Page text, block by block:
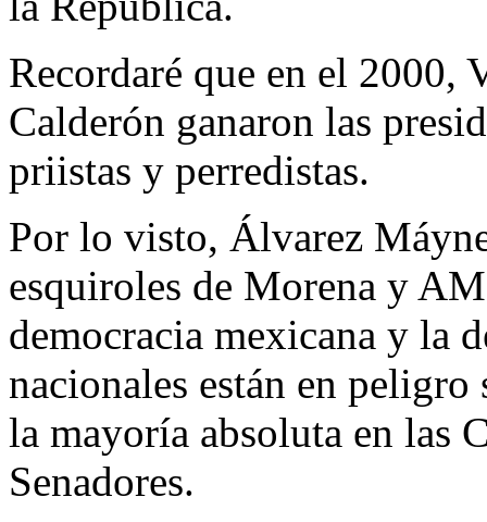
Recordaré que en el 2000,
Calderón ganaron las
priistas y perredistas.
Por lo visto, Álvarez
esquiroles de Morena y
democracia mexicana y la
nacionales están en
la mayoría absoluta en las
Senadores.